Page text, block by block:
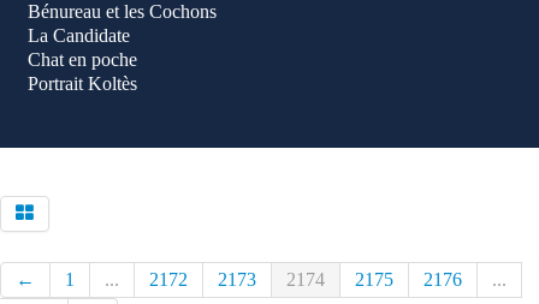
Bénureau et les Cochons
La Candidate
Chat en poche
Portrait Koltès
← 1 ... 2172 2173 2174 2175 2176
...